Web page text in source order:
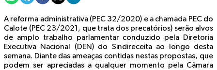
A reforma administrativa (PEC 32/2020) e a chamada PEC do
Calote (PEC 23/2021, que trata dos precatórios) serão alvos
de amplo trabalho parlamentar conduzido pela Diretoria
Executiva Nacional (DEN) do Sindireceita ao longo desta
semana. Diante das ameaças contidas nestas propostas, que
podem ser apreciadas a qualquer momento pela Câmara